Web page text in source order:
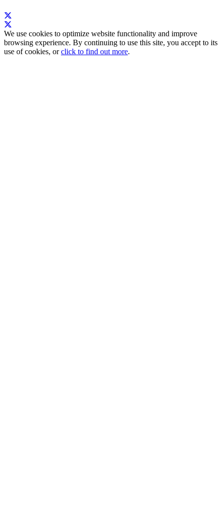
We use cookies to optimize website functionality and improve
browsing experience. By continuing to use this site, you accept to its
use of cookies, orclick to find out more.